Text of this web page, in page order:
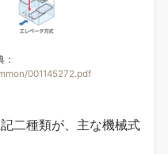
001145272.pdf
二種類が、主な機械式